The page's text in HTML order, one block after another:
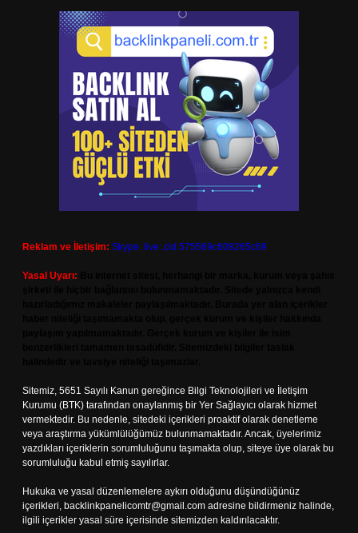
Reklam ve İletişim: Skype: live:.cid.575569c608265c69
Yasal Uyarı:
Sitemiz, 5651 Sayılı Kanun gereğince Bilgi Teknolojileri ve İletişim
Kurumu (BTK) tarafından onaylanmış bir Yer Sağlayıcı olarak hizmet
vermektedir. Bu nedenle, sitedeki içerikleri proaktif olarak denetleme
veya araştırma yükümlülüğümüz bulunmamaktadır. Ancak, üyelerimiz
yazdıkları içeriklerin sorumluluğunu taşımakta olup, siteye üye olarak bu
sorumluluğu kabul etmiş sayılırlar.
Hukuka ve yasal düzenlemelere aykırı olduğunu düşündüğünüz
içerikleri, backlinkpanelicomtr@gmail.com adresine bildirmeniz halinde,
ilgili içerikler yasal süre içerisinde sitemizden kaldırılacaktır.